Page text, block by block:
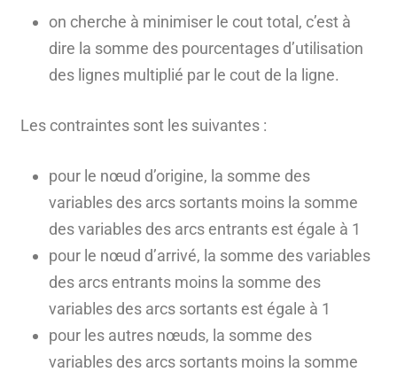
on cherche à minimiser le cout total, c’est à
dire la somme des pourcentages d’utilisation
des lignes multiplié par le cout de la ligne.
Les contraintes sont les suivantes :
pour le nœud d’origine, la somme des
variables des arcs sortants moins la somme
des variables des arcs entrants est égale à 1
pour le nœud d’arrivé, la somme des variables
des arcs entrants moins la somme des
variables des arcs sortants est égale à 1
pour les autres nœuds, la somme des
variables des arcs sortants moins la somme